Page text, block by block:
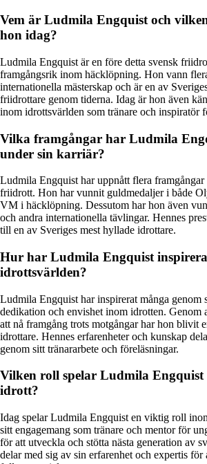
Vem är Ludmila Engquist och
hon idag?
Ludmila Engquist är en före detta svensk
framgångsrik inom häcklöpning. Hon vann
internationella mästerskap och är en av
friidrottare genom tiderna. Idag är hon även
inom idrottsvärlden som tränare och inspiratör
Vilka framgångar har Ludmila
under sin karriär?
Ludmila Engquist har uppnått flera
friidrott. Hon har vunnit guldmedaljer i både
VM i häcklöpning. Dessutom har hon även
och andra internationella tävlingar. Hennes
till en av Sveriges mest hyllade idrottare.
Hur har Ludmila Engquist
idrottsvärlden?
Ludmila Engquist har inspirerat många genom
dedikation och envishet inom idrotten. Genom
att nå framgång trots motgångar har hon blivit
idrottare. Hennes erfarenheter och kunskap
genom sitt tränararbete och föreläsningar.
Vilken roll spelar Ludmila Engquist
idrott?
Idag spelar Ludmila Engquist en viktig roll
sitt engagemang som tränare och mentor för
för att utveckla och stötta nästa generation av
delar med sig av sin erfarenhet och expertis för